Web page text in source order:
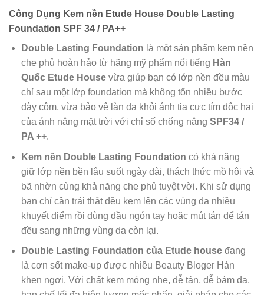
Công Dụng Kem nền Etude House Double Lasting
Foundation SPF 34 / PA++
Double Lasting Foundation là một sản phẩm kem nền
che phủ hoàn hảo từ hãng mỹ phẩm nổi tiếng Hàn
Quốc Etude Housevừa giúp bạn có lớp nền đều màu
chỉ sau một lớp foundation mà không tốn nhiều bước
dày cộm, vừa bảo vệ làn da khỏi ánh tia cực tím độc hại
của ánh nắng mặt trời với chỉ số chống nắng SPF34 /
PA ++.
Kem nền Double Lasting Foundation có khả năng
giữ lớp nền bền lâu suốt ngày dài, thách thức mồ hôi và
bã nhờn cùng khả năng che phủ tuyệt vời. Khi sử dụng
bạn chỉ cần trải thật đều kem lên các vùng da nhiều
khuyết điểm rồi dùng đầu ngón tay hoặc mút tán để tán
đều sang những vùng da còn lại.
Double Lasting Foundation của Etude houseđang
là cơn sốt make-up được nhiều Beauty Bloger Hàn
khen ngợi. Với chất kem mỏng nhẹ, dễ tán, dễ bám da,